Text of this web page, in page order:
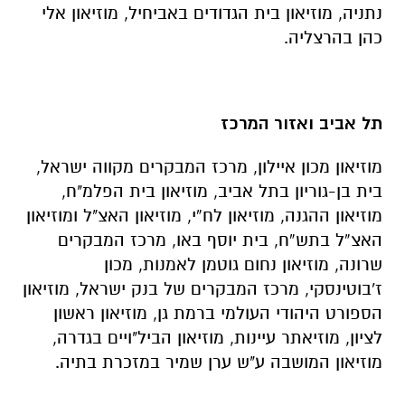
נתניה, מוזיאון בית הגדודים באביחיל, מוזיאון אלי
כהן בהרצליה.
תל אביב ואזור המרכז
מוזיאון מכון איילון, מרכז המבקרים מקווה ישראל,
בית בן-גוריון בתל אביב, מוזיאון בית הפלמ"ח,
מוזיאון ההגנה, מוזיאון לח”י, מוזיאון האצ"ל ומוזיאון
האצ”ל בתש”ח, בית יוסף באו, מרכז המבקרים
שרונה, מוזיאון נחום גוטמן לאמנות, מכון
ז'בוטינסקי, מרכז המבקרים של בנק ישראל, מוזיאון
הספורט היהודי העולמי ברמת גן, מוזיאון ראשון
לציון, מוזיאתר עיינות, מוזיאון הביל"ויים בגדרה,
מוזיאון המושבה ע"ש ערן שמיר במזכרת בתיה.